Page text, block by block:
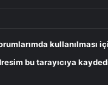
kullanılması
bu tarayıcıya